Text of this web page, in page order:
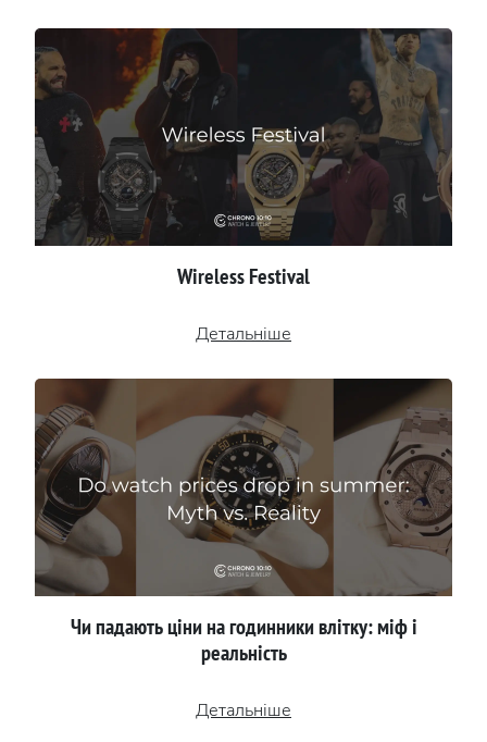
Wireless Festival
Детальніше
Чи падають ціни на годинники влітку: міф і
реальність
Детальніше